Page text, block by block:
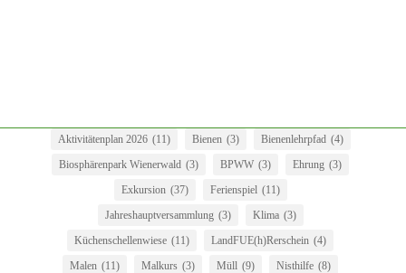
Aktivitätenplan 2026 (11) Bienen (3) Bienenlehrpfad (4)
Biosphärenpark Wienerwald (3) BPWW (3) Ehrung (3)
Exkursion (37) Ferienspiel (11)
Jahreshauptversammlung (3) Klima (3)
Küchenschellenwiese (11) LandFUE(h)Rerschein (4)
Malen (11) Malkurs (3) Müll (9) Nisthilfe (8)